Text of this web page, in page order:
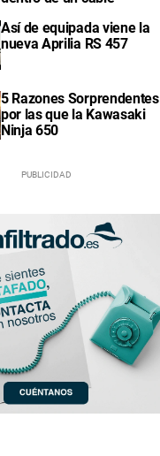
Así de equipada viene la
nueva Aprilia RS 457
5 Razones Sorprendentes
por las que la Kawasaki
Ninja 650